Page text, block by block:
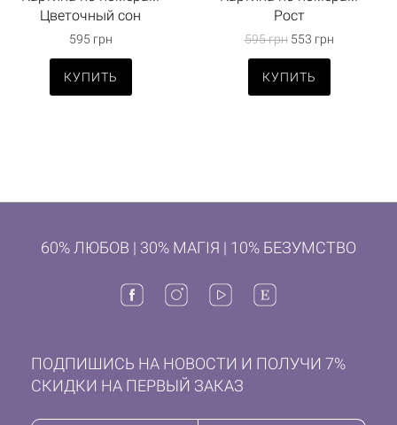
Цветочный сон
595 грн
КУПИТЬ
Рост
595 грн553 грн
КУПИТЬ
60% ЛЮБОВ | 30% МАГІЯ | 10% БЕЗУМСТВО
ПОДПИШИСЬ НА НОВОСТИ И ПОЛУЧИ 7%
СКИДКИ НА ПЕРВЫЙ ЗАКАЗ